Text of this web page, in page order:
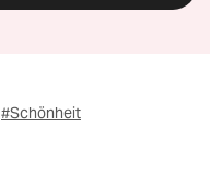
#Schönheit